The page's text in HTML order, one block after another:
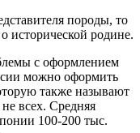
породы, то
исторической родине.
с оформлением
можно оформить
также называют
не всех. Средняя
100-200 тыс.